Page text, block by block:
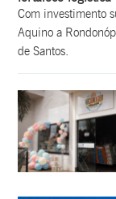
Com investimento
Aquino a
de Santos.